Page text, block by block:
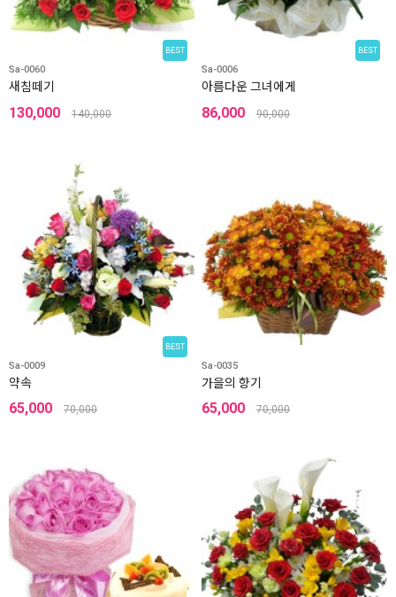
BEST
Sa-0060
새침떼기
130,000 140,000
BEST
Sa-0006
아름다운 그녀에게
86,000 90,000
BEST
Sa-0009
약속
65,000 70,000
Sa-0035
가을의 향기
65,000 70,000